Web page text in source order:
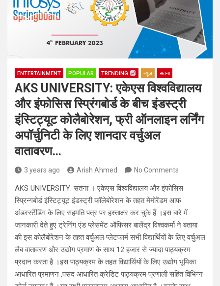
ENTERTAINMENT POPULAR TRENDING न्यूज़ सतना
AKS UNIVERSITY: एकेएस विश्वविद्यालय
और इंफोसिस स्प्रिंगबोर्ड के बीच इंडस्ट्री
इंस्टिट्यूट कोलैबोरेशन, फ्री ऑनलाइन लर्निंग
अपॉर्चुनिटी के लिए शानदार वर्चुअल
वातावरण…
3 years ago Arish Ahmed No Comments
AKS UNIVERSITY: सतना । एकेएस विश्वविद्यालय और इंफोसिस
स्प्रिन्गबोर्ड इंस्टिट्यूट इंडस्ट्री कॉलेबोरेशन के तहत मेमोरेंडम आफ
अंडरस्टैंडिंग के लिए सहमति पत्र पर हस्ताक्षर कर चुके हैं ।इस बारे में
जानकारी देते हुए ट्रेनिंग एंड प्लेसमेंट ऑफिसर बालेंद्र विश्वकर्मा ने बताया
की इस कोलैबोरेशन के तहत वर्चुअल प्लेटफार्म सभी विद्यार्थियों के लिए वर्चुअल
लैब वातावरण और उद्योग प्रमाण के साथ 12 हजार से ज्यादा पाठ्यक्रम
प्रदान करता है ।इस पाठ्यक्रम के तहत विद्यार्थियों के लिए उद्योग भूमिका
आधारित प्रमाणन ,पसंद आधारित क्रेडिट पाठ्यक्रम प्रणाली सहित विभिन्न